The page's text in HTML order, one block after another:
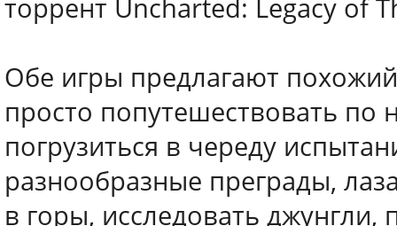
торрент Uncharted: Legacy of
Обе игры предлагают
просто попутешествовать
погрузиться в череду
разнообразные преграды,
в горы, исследовать